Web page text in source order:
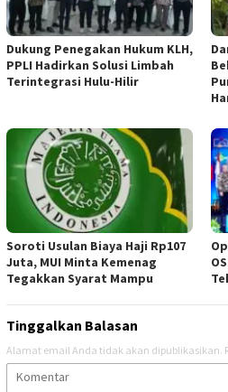
Dukung Penegakan Hukum KLH,
PPLI Hadirkan Solusi Limbah
Terintegrasi Hulu-Hilir
Soroti Usulan Biaya Haji Rp107
Juta, MUI Minta Kemenag
Tegakkan Syarat Mampu
Tinggalkan Balasan
Alamat email Anda tidak akan dipublikasikan.